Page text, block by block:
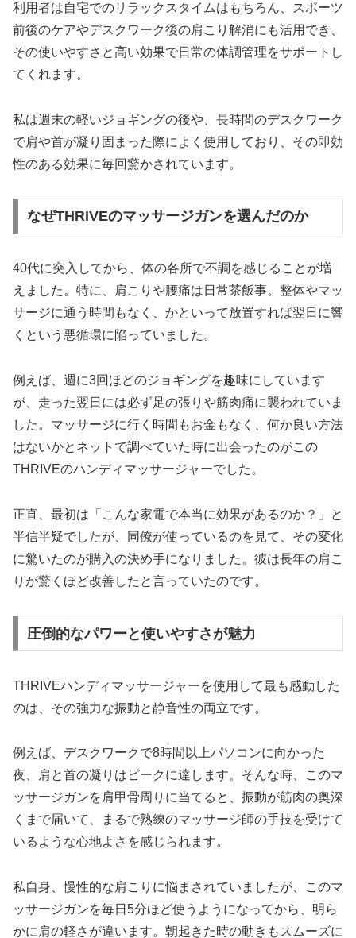
利用者は自宅でのリラックスタイムはもちろん、スポーツ
前後のケアやデスクワーク後の肩こり解消にも活用でき、
その使いやすさと高い効果で日常の体調管理をサポートし
てくれます。
私は週末の軽いジョギングの後や、長時間のデスクワーク
で肩や首が凝り固まった際によく使用しており、その即効
性のある効果に毎回驚かされています。
なぜTHRIVEのマッサージガンを選んだのか
40代に突入してから、体の各所で不調を感じることが増
えました。特に、肩こりや腰痛は日常茶飯事。整体やマッ
サージに通う時間もなく、かといって放置すれば翌日に響
くという悪循環に陥っていました。
例えば、週に3回ほどのジョギングを趣味にしています
が、走った翌日には必ず足の張りや筋肉痛に襲われていま
した。マッサージに行く時間もお金もなく、何か良い方法
はないかとネットで調べていた時に出会ったのがこの
THRIVEのハンディマッサージャーでした。
正直、最初は「こんな家電で本当に効果があるのか？」と
半信半疑でしたが、同僚が使っているのを見て、その変化
に驚いたのが購入の決め手になりました。彼は長年の肩こ
りが驚くほど改善したと言っていたのです。
圧倒的なパワーと使いやすさが魅力
THRIVEハンディマッサージャーを使用して最も感動した
のは、その強力な振動と静音性の両立です。
例えば、デスクワークで8時間以上パソコンに向かった
夜、肩と首の凝りはピークに達します。そんな時、このマ
ッサージガンを肩甲骨周りに当てると、振動が筋肉の奥深
くまで届いて、まるで熟練のマッサージ師の手技を受けて
いるような心地よさを感じられます。
私自身、慢性的な肩こりに悩まされていましたが、このマ
ッサージガンを毎日5分ほど使うようになってから、明ら
かに肩の軽さが違います。朝起きた時の動きもスムーズに